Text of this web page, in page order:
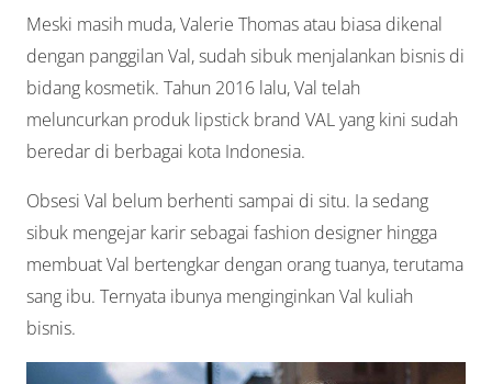
Meski masih muda, Valerie Thomas atau biasa dikenal
dengan panggilan Val, sudah sibuk menjalankan bisnis di
bidang kosmetik. Tahun 2016 lalu, Val telah
meluncurkan produk lipstick brand VAL yang kini sudah
beredar di berbagai kota Indonesia.
Obsesi Val belum berhenti sampai di situ. Ia sedang
sibuk mengejar karir sebagai fashion designer hingga
membuat Val bertengkar dengan orang tuanya, terutama
sang ibu. Ternyata ibunya menginginkan Val kuliah
bisnis.